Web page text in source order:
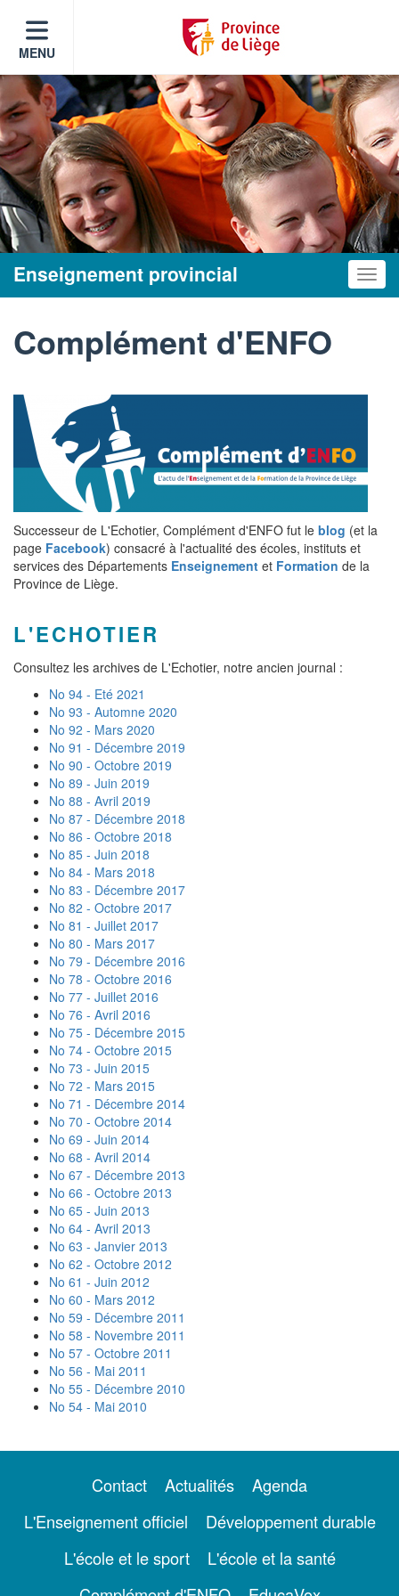
MENU
Enseignement provincial
Complément d'ENFO
Successeur de L'Echotier, Complément d'ENFO fut le blog (et la
page Facebook) consacré à l'actualité des écoles, instituts et
services des Départements Enseignement et Formation de la
Province de Liège.
L'ECHOTIER
Consultez les archives de L'Echotier, notre ancien journal :
No 94 - Eté 2021
No 93 - Automne 2020
No 92 - Mars 2020
No 91 - Décembre 2019
No 90 - Octobre 2019
No 89 - Juin 2019
No 88 - Avril 2019
No 87 - Décembre 2018
No 86 - Octobre 2018
No 85 - Juin 2018
No 84 - Mars 2018
No 83 - Décembre 2017
No 82 - Octobre 2017
No 81 - Juillet 2017
No 80 - Mars 2017
No 79 - Décembre 2016
No 78 - Octobre 2016
No 77 - Juillet 2016
No 76 - Avril 2016
No 75 - Décembre 2015
No 74 - Octobre 2015
No 73 - Juin 2015
No 72 - Mars 2015
No 71 - Décembre 2014
No 70 - Octobre 2014
No 69 - Juin 2014
No 68 - Avril 2014
No 67 - Décembre 2013
No 66 - Octobre 2013
No 65 - Juin 2013
No 64 - Avril 2013
No 63 - Janvier 2013
No 62 - Octobre 2012
No 61 - Juin 2012
No 60 - Mars 2012
No 59 - Décembre 2011
No 58 - Novembre 2011
No 57 - Octobre 2011
No 56 - Mai 2011
No 55 - Décembre 2010
No 54 - Mai 2010
Contact Actualités
Agenda
L'Enseignement officiel
Développement durable
L'école et le sport
L'école et la santé